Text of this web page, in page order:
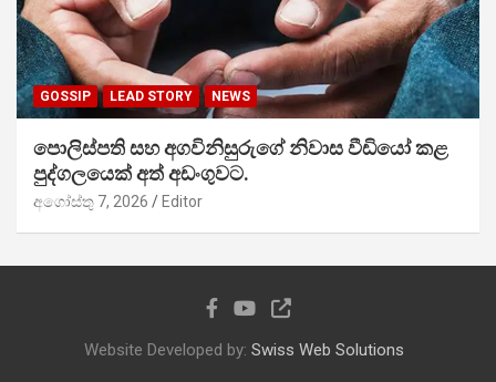
GOSSIP LEAD STORY NEWS
පොලිස්පති සහ අගවිනිසුරුගේ නිවාස වීඩියෝ කළ
පුද්ගලයෙක් අත් අඩංගුවට.
අගෝස්තු 7, 2026 Editor
Website Developed by: Swiss Web Solutions